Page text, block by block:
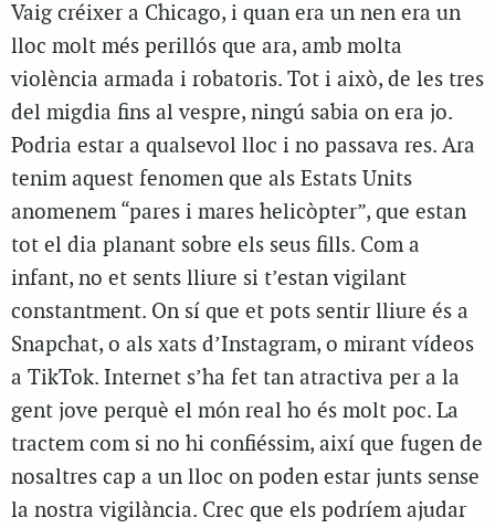
Vaig créixer a Chicago, i quan era un nen era un
lloc molt més perillós que ara, amb molta
violència armada i robatoris. Tot i això, de les tres
del migdia fins al vespre, ningú sabia on era jo.
Podria estar a qualsevol lloc i no passava res. Ara
tenim aquest fenomen que als Estats Units
anomenem “pares i mares helicòpter”, que estan
tot el dia planant sobre els seus fills. Com a
infant, no et sents lliure si t’estan vigilant
constantment. On sí que et pots sentir lliure és a
Snapchat, o als xats d’Instagram, o mirant vídeos
a TikTok. Internet s’ha fet tan atractiva per a la
gent jove perquè el món real ho és molt poc. La
tractem com si no hi confiéssim, així que fugen de
nosaltres cap a un lloc on poden estar junts sense
la nostra vigilància. Crec que els podríem ajudar